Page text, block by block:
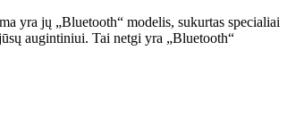
yra jų „Bluetooth“ modelis, sukurtas specialiai
augintiniui. Tai netgi yra „Bluetooth“